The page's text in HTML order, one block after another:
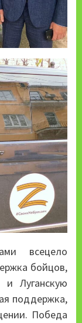
всецело
бойцов,
Луганскую
поддержка,
Победа